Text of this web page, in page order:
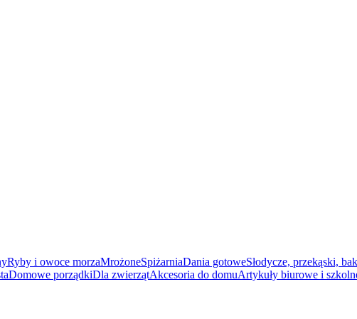
Ryby i owoce morzaMrożoneSpiżarniaDania gotoweSłodycze, przekąski,
Domowe porządkiDla zwierzątAkcesoria do domuArtykuły biurowe i